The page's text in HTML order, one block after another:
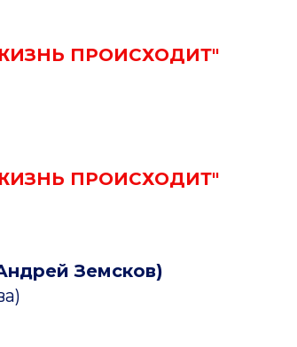
ПРОИСХОДИТ"
ПРОИСХОДИТ"
Земсков)